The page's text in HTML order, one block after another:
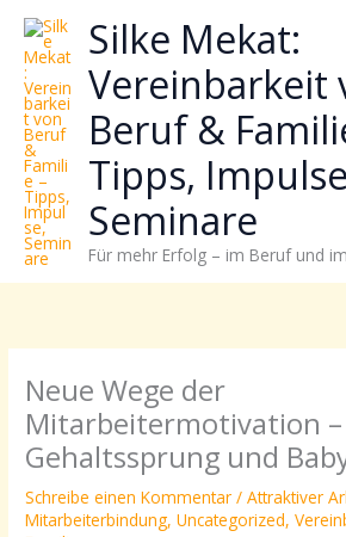
Zum
Inhalt
springen
Silke Mekat:
Vereinbarkeit
Beruf &
Tipps,
Seminare
Für mehr Erfolg – im Beruf und
Neue Wege der
Mitarbeitermotivation –
Gehaltssprung und
Schreibe einen Kommentar /Attraktiver
Mitarbeiterbindung,Uncategorized,
wie
sich
Stress
reduzieren
Energie
gezielter
einsetzen
lässt?
Einfach